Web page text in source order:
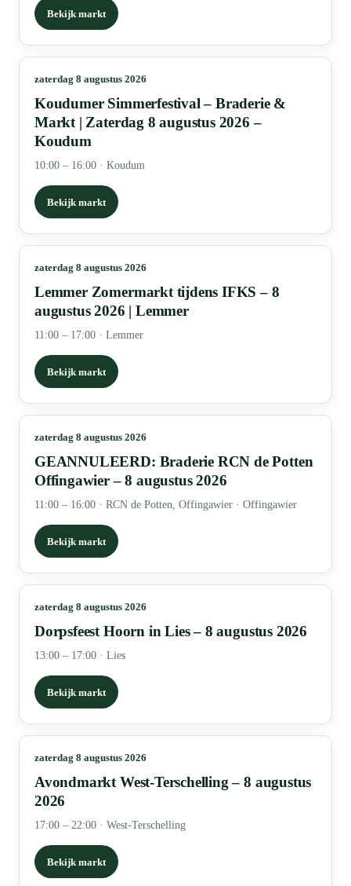
Bekijk markt
zaterdag 8 augustus 2026
Koudumer Simmerfestival – Braderie &
Markt | Zaterdag 8 augustus 2026 –
Koudum
10:00 – 16:00 · Koudum
Bekijk markt
zaterdag 8 augustus 2026
Lemmer Zomermarkt tijdens IFKS – 8
augustus 2026 | Lemmer
11:00 – 17:00 · Lemmer
Bekijk markt
zaterdag 8 augustus 2026
GEANNULEERD: Braderie RCN de Potten
Offingawier – 8 augustus 2026
11:00 – 16:00 · RCN de Potten, Offingawier · Offingawier
Bekijk markt
zaterdag 8 augustus 2026
Dorpsfeest Hoorn in Lies – 8 augustus 2026
13:00 – 17:00 · Lies
Bekijk markt
zaterdag 8 augustus 2026
Avondmarkt West-Terschelling – 8 augustus
2026
17:00 – 22:00 · West-Terschelling
Bekijk markt